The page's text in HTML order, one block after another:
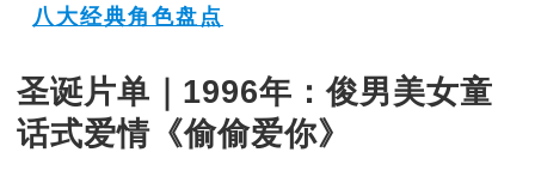
八大经典角色盘点
圣诞片单｜1996年：俊男美女童
话式爱情《偷偷爱你》